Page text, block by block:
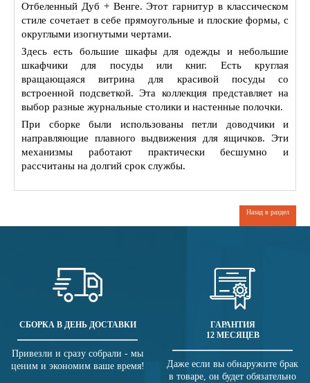
Отбеленный Дуб + Венге. Этот гарнитур в классическом
стиле сочетает в себе прямоугольные и плоские формы, с
округлыми изогнутыми чертами.
Здесь есть большие шкафы для одежды и небольшие
шкафчики для посуды или книг. Есть круглая
вращающаяся витрина для красивой посуды со
встроенной подсветкой. Эта коллекция представляет на
выбор разные журнальные столики и настенные полочки.
При сборке были использованы петли доводчики и
направляющие плавного выдвижения для ящичков. Эти
механизмы работают практически бесшумно и
рассчитаны на долгий срок службы.
Назад в раздел
СБОРКА В ДЕНЬ ДОСТАВКИ
Привезли и сразу собрали - мы
ценим и экономим ваше время!
ГАРАНТИЯ
12 МЕСЯЦЕВ
Даже если вы обнаружите брак
в товаре, он будет обязательно